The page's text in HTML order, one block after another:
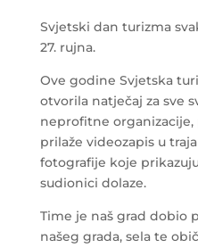
Svjetski dan turizma
27. rujna.
Ove godine Svjetska
otvorila natječaj za sve
neprofitne
prilaže videozapis u
fotografije koje
sudionici dolaze.
Time je naš grad dobio
našeg grada, sela te